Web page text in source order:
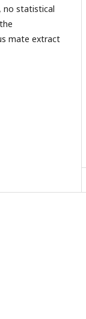
no statistical
mate extract